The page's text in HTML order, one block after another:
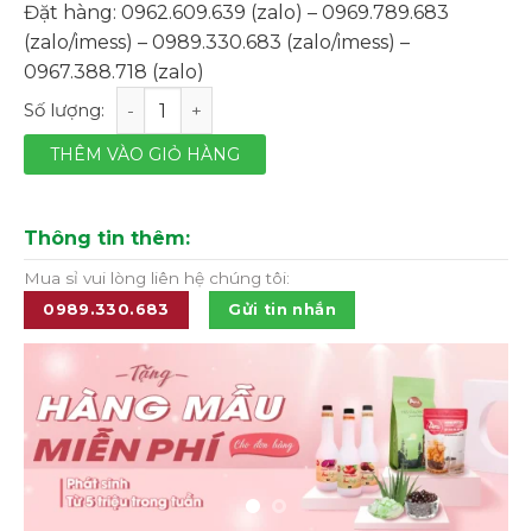
là:
260.000 ₫.
tại
Đặt hàng: 0962.609.639 (zalo) – 0969.789.683
(zalo/imess) – 0989.330.683 (zalo/imess) –
0967.388.718 (zalo)
Sirô Vỏ cam xanh Giffard Blue Curacao - chai 1L số
THÊM VÀO GIỎ HÀNG
Thông tin thêm:
Mua sỉ vui lòng liên hệ chúng tôi:
0989.330.683 Gửi tin nhắn